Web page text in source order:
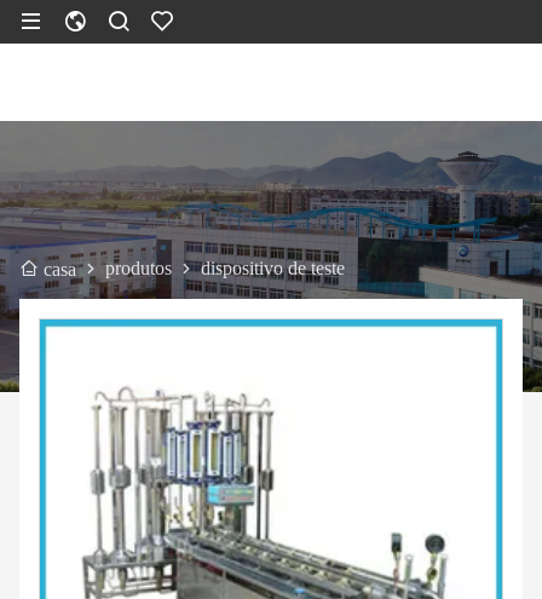
casa produtos dispositivo de teste